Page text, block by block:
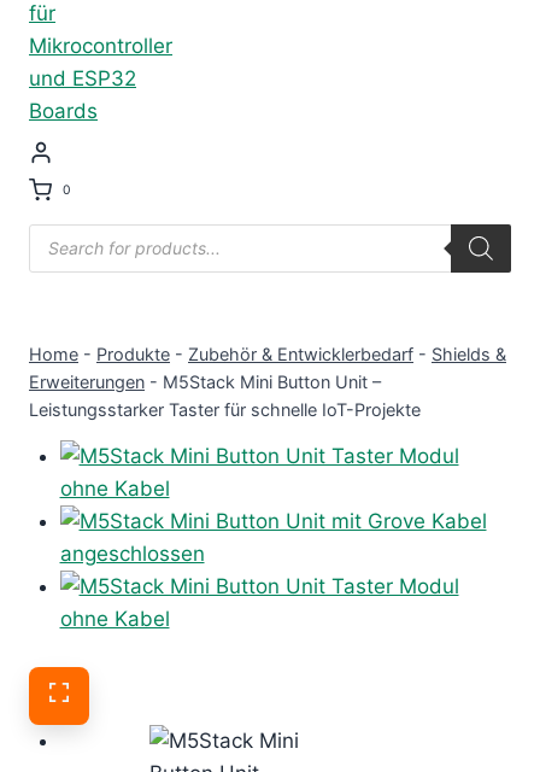
0
Products
search
Home - Produkte - Zubehör & Entwicklerbedarf - Shields &
Erweiterungen - M5Stack Mini Button Unit –
Leistungsstarker Taster für schnelle IoT-Projekte